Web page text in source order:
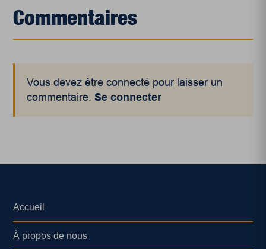
Commentaires
Vous devez être connecté pour laisser un
commentaire.Se connecter
Accueil
À propos de nous